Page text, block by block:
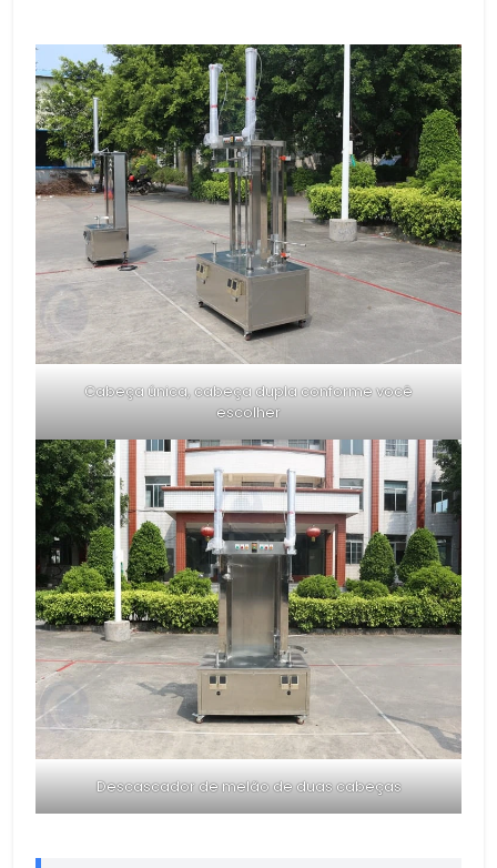
Cabeça única, cabeça dupla conforme você
escolher
Descascador de melão de duas cabeças